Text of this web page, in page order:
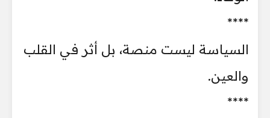
****
السياسة ليست منصة، بل أثر في القلب
والعين.
****